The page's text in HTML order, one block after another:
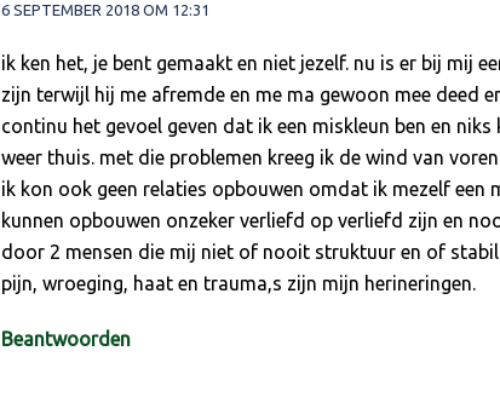
6 SEPTEMBER 2018 OM 12:31
ik ken het, je bent gemaakt en niet jezelf. nu is er bij mij
zijn terwijl hij me afremde en me ma gewoon mee deed
continu het gevoel geven dat ik een miskleun ben en
weer thuis. met die problemen kreeg ik de wind van
ik kon ook geen relaties opbouwen omdat ik mezelf een
kunnen opbouwen onzeker verliefd op verliefd zijn en
door 2 mensen die mij niet of nooit struktuur en of
pijn, wroeging, haat en trauma,s zijn mijn herineringen.
Beantwoorden